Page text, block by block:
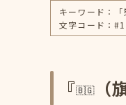
キーワード：
文字コード：
『 （